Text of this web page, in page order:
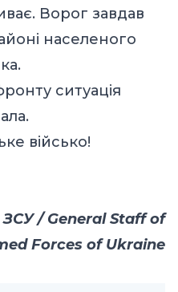
Ворог завдав
населеного
ситуація
військо!
/ General Staff of
Forces of Ukraine